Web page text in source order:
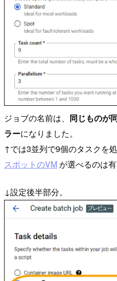
ジョブの名前は、 同じものが
ラーになりました。
↑では3並列で9個のタスクを
スポットのVM が選べるのは有
↓設定後半部分。